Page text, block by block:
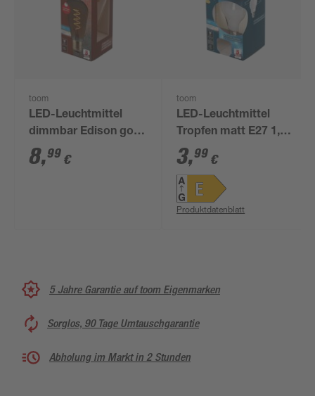
toom
LED-Leuchtmittel
dimmbar Edison gold
E27 4,9 W 250 lm
warmweiß
8,99 €
toom
LED-Leuchtmittel
Tropfen matt E27 1,3
W 150 lm warmweiß
3,99 €
Produktdatenblatt
5 Jahre Garantie auf toom Eigenmarken
Sorglos, 90 Tage Umtauschgarantie
Abholung im Markt in 2 Stunden